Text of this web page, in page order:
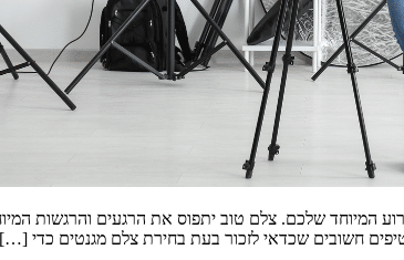
המיוחד שלכם. צלם טוב יתפוס את הרגעים והרגשות
חשובים שכדאי לזכור בעת בחירת צלם מגנטים כדי […]